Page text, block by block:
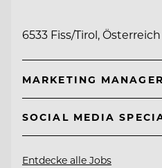
6533 Fiss/Tirol, Österreich
MARKETING
SOCIAL MEDIA
Entdecke alle Jobs